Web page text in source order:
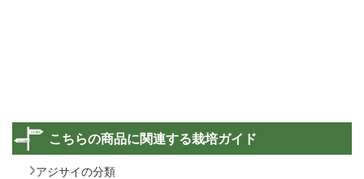
こちらの商品に関連する栽培ガイド
アジサイの分類